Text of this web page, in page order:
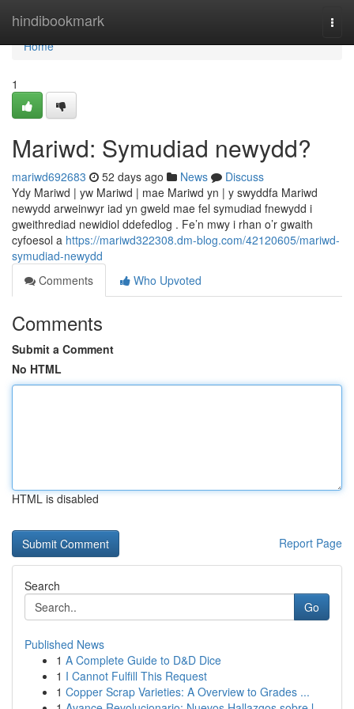
hindibookmark
Home
Home
1
Mariwd: Symudiad newydd?
mariwd692683 52 days ago News
Discuss
Ydy Mariwd | yw Mariwd | mae Mariwd yn | y swyddfa Mariwd
newydd arweinwyr iad yn gweld mae fel symudiad fnewydd i
gweithrediad newidiol ddefedlog . Fe’n mwy i rhan o’r gwaith
cyfoesol a https://mariwd322308.dm-blog.com/42120605/mariwd-
symudiad-newydd
Comments
Who Upvoted
Comments
Submit a Comment
No HTML
HTML is disabled
Report Page
Search
Go
Published News
1 A Complete Guide to D&D Dice
1 I Cannot Fulfill This Request
1 Copper Scrap Varieties: A Overview to Grades ...